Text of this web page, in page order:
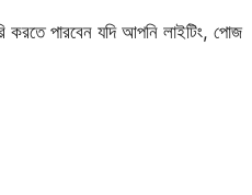
পারবেন যদি আপনি লাইটিং, পোজ